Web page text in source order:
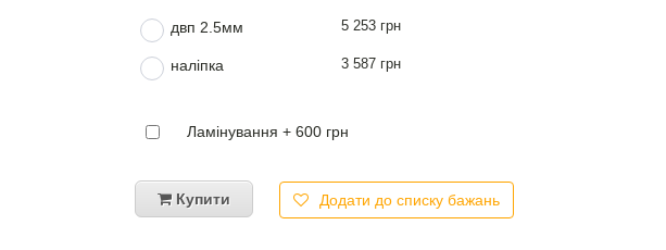
двп 2.5мм 5 253 грн
наліпка 3 587 грн
Ламінування + 600 грн
Купити Додати до списку бажань